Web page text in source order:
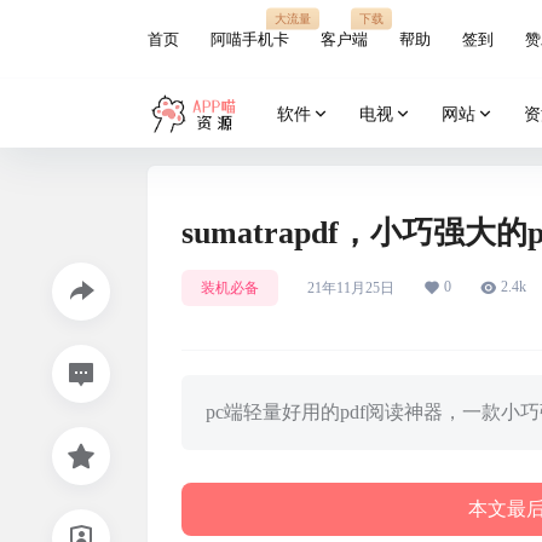
首页 阿喵手机卡
大流量
客户端
下载
帮助 签到
软件 电视 网站
sumatrapdf，小巧强大的
装机必备 21年11月25日 0 2.4k
pc端轻量好用的pdf阅读神器，一款小
本文最